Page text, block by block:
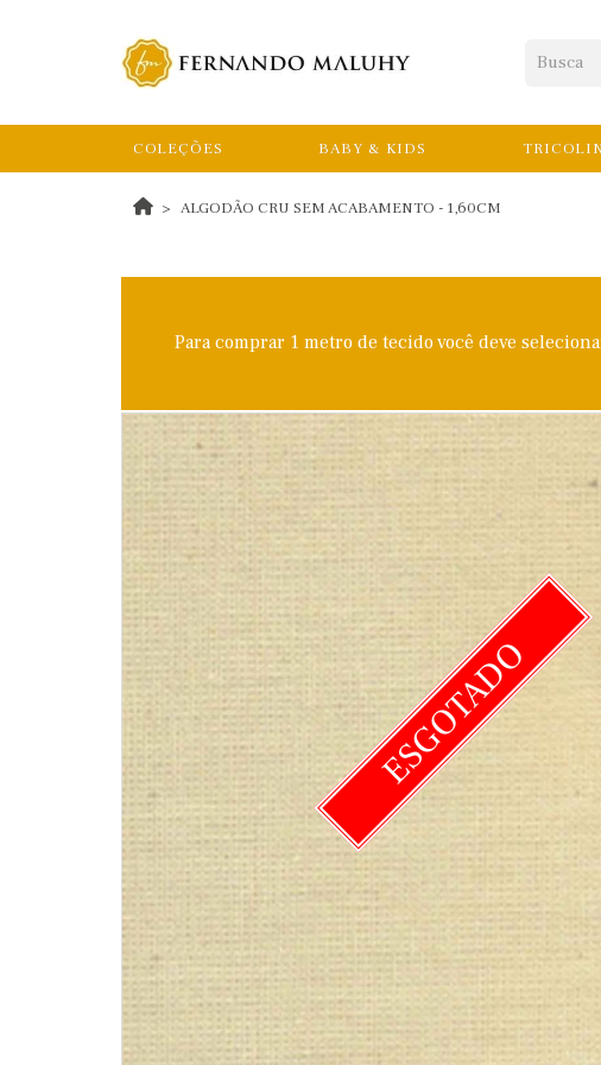
COLEÇÕES BABY & KIDS
ALGODÃO CRU SEM ACABAMENTO - 1,60CM
Para comprar 1 metro de tecido você deve
ESGOTADO